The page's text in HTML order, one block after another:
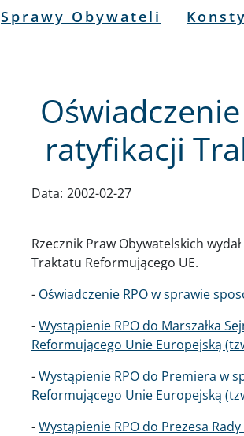
Sprawy Obywateli
ratyfikacji
Data: 2002-02-27
Rzecznik Praw Obywatelskich
Traktatu Reformującego UE.
- Oświadczenie RPO w sprawie
-Wystąpienie RPO do Marszałka
Reformującego Unie Europejską
-Wystąpienie RPO do Premiera w
Reformującego Unie Europejską
-Wystąpienie RPO do Prezesa